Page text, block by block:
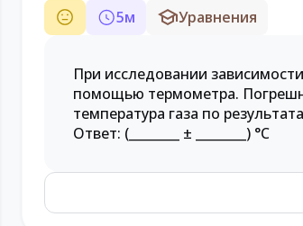
5м Уравнения
При исследовании
помощью термометра.
температура газа по
Ответ: (________ ± ________) °C